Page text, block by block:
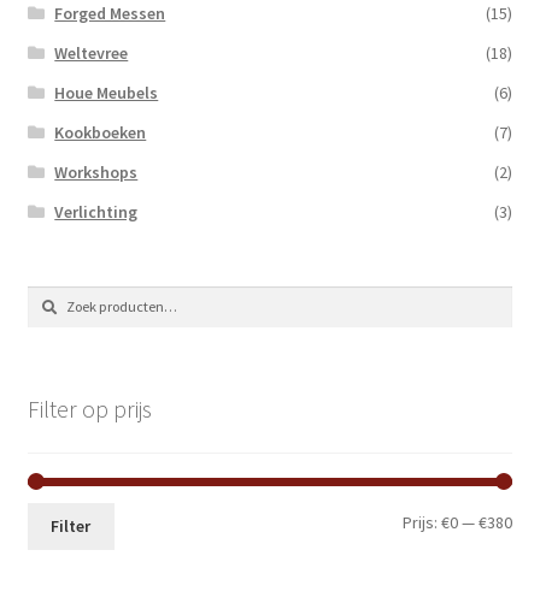
Forged Messen
(15)
Weltevree
(18)
Houe Meubels
(6)
Kookboeken
(7)
Workshops
(2)
Verlichting
(3)
Zoeken
naar:
Zoeken
Filter op prijs
Min.
Filter Prijs:€0—€380